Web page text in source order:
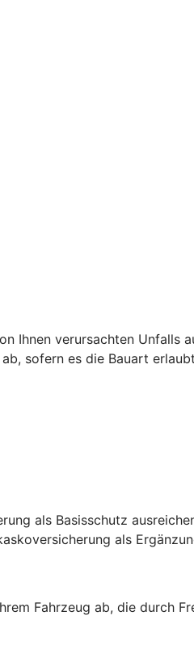
Ihnen verursachten Unfalls
sofern es die Bauart
als Basisschutz
als
Fahrzeug ab, die durch